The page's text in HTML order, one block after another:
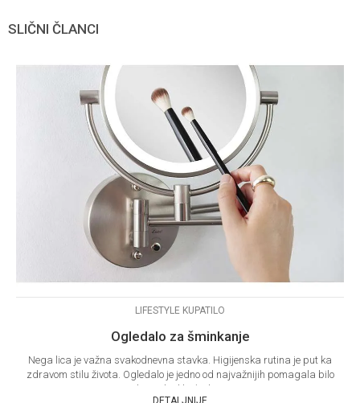
SLIČNI ČLANCI
LIFESTYLE KUPATILO
Ogledalo za šminkanje
Nega lica je važna svakodnevna stavka. Higijenska rutina je put ka
zdravom stilu života. Ogledalo je jedno od najvažnijih pomagala bilo
da ste kod kuće ili n...
DETALJNIJE